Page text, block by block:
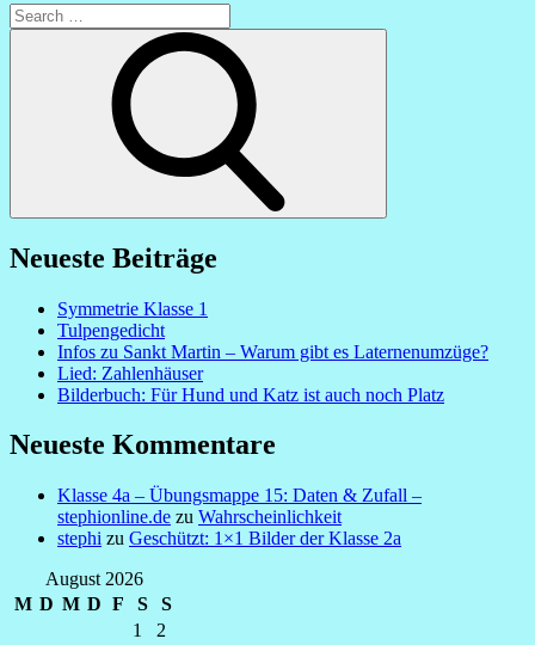
Search
for:
Neueste Beiträge
Symmetrie Klasse 1
Tulpengedicht
Infos zu Sankt Martin – Warum gibt es Laternenumzüge?
Lied: Zahlenhäuser
Bilderbuch: Für Hund und Katz ist auch noch Platz
Neueste Kommentare
Klasse 4a – Übungsmappe 15: Daten & Zufall –
stephionline.de zu Wahrscheinlichkeit
stephi zu Geschützt: 1×1 Bilder der Klasse 2a
August 2026
M D M D F S
S
1
2